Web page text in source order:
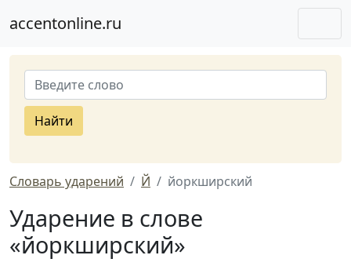
accentonline.ru
Найти
Словарь ударений Й йоркширский
Ударение в слове
«йоркширский»